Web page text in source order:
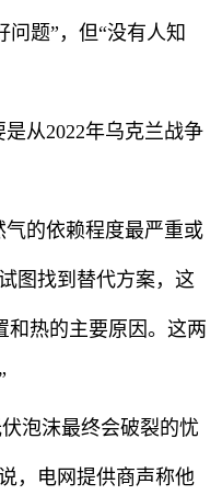
问题”，但“没有人知
从2022年乌克兰战争
的依赖程度最严重或
图找到替代方案，这
和热的主要原因。这两
泡沫最终会破裂的忧
，电网提供商声称他